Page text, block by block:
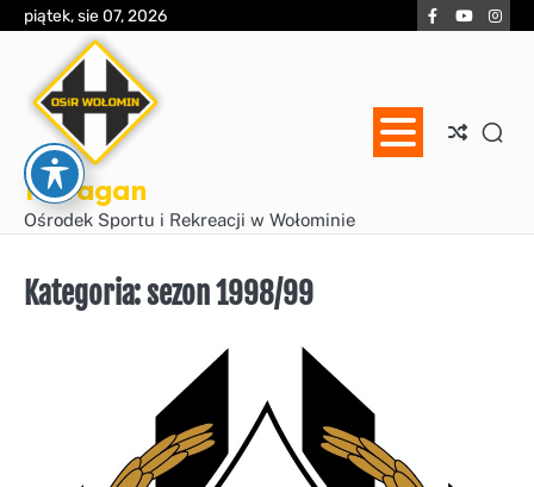
Skip
content
piątek, sie 07, 2026 Facebook
YouTube
Huragan
Ośrodek Sportu i Rekreacji w Wołominie
Kategoria:sezon 1998/99